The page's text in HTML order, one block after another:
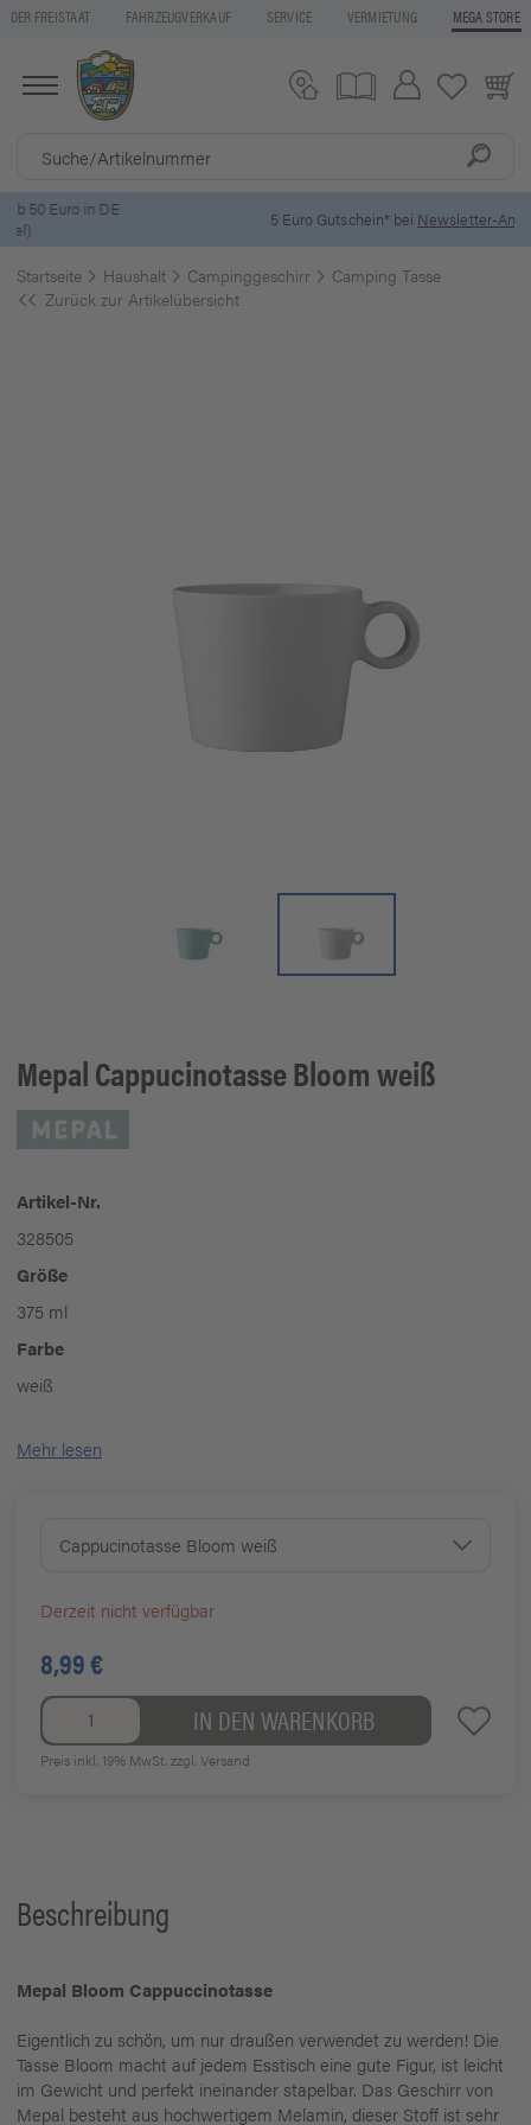
DER FREISTAAT FAHRZEUGVERKAUF SERVICE VERMIETUNG MEGA STORE
5 Euro Gutschein* bei Newsletter-Anmeldung
Startseite Haushalt Campinggeschirr
Camping Tasse
Zurück zur Artikelübersicht
MepalCappucinotasse Bloom weiß
Artikel-Nr.
328505
Größe
375 ml
Farbe
weiß
Mehr lesen
Cappucinotasse Bloom weiß
Derzeit nicht verfügbar
8,99 €
IN DEN WARENKORB
Preis inkl. 19% MwSt.zzgl. Versand
Beschreibung
Mepal Bloom Cappuccinotasse
Eigentlich zu schön, um nur draußen verwendet zu werden! Die
Tasse Bloom macht auf jedem Esstisch eine gute Figur, ist leicht
im Gewicht und perfekt ineinander stapelbar. Das Geschirr von
Mepal besteht aus hochwertigem Melamin, dieser Stoff ist sehr